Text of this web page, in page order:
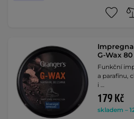
G-Wax 80
Funkční
a parafínu,
i …
179 Kč
skladem –